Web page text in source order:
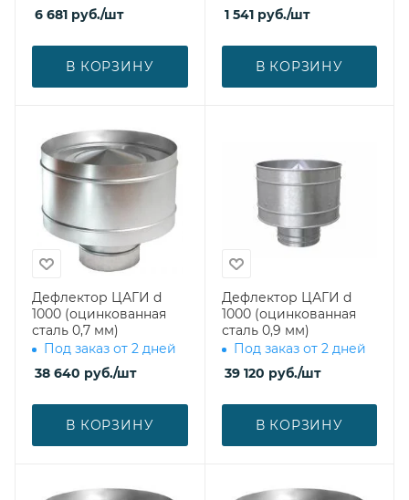
6 681 руб./шт
В КОРЗИНУ
1 541руб./шт
В КОРЗИНУ
Дефлектор ЦАГИ d
1000 (оцинкованная
сталь 0,7 мм)
Под заказ от 2 дней
38 640 руб./шт
В КОРЗИНУ
Дефлектор ЦАГИ d
1000 (оцинкованная
сталь 0,9 мм)
Под заказ от 2 дней
39 120 руб./шт
В КОРЗИНУ